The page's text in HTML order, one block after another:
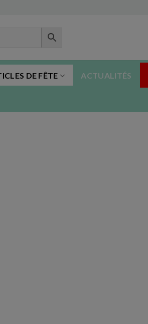
DE FÊTE ACTUALITÉS